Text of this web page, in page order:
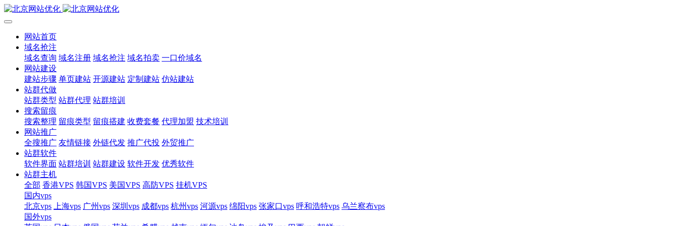
网站首页
域名抢注
域名查询 域名注册 域名抢注 域名拍卖 一口价域名
网站建设
建站步骤 单页建站 开源建站 定制建站 仿站建站
站群代做
站群类型 站群代理 站群培训
搜索留痕
搜索整理 留痕类型 留痕搭建 收费套餐 代理加盟 技术培训
网站推广
全搜推广 友情链接 外链代发 推广代投 外贸推广
站群软件
软件界面 站群培训 站群建设 软件开发 优秀软件
站群主机
全部 香港VPS 韩国VPS 美国VPS 高防VPS 挂机VPS
国内vps
北京vps
上海vps 广州vps 深圳vps 成都vps 杭州vps 河源vps 绵阳vps 张家口vps 呼和浩特vps 乌兰察布vps
国外vps